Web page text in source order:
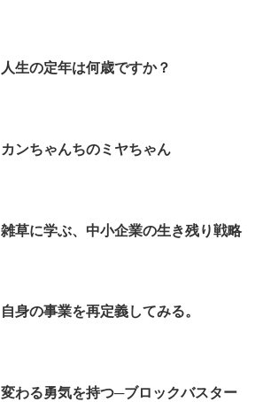
人生の定年は何歳ですか？
カンちゃんちのミヤちゃん
雑草に学ぶ、中小企業の生き残り戦略
自身の事業を再定義してみる。
変わる勇気を持つ─ブロックバスター